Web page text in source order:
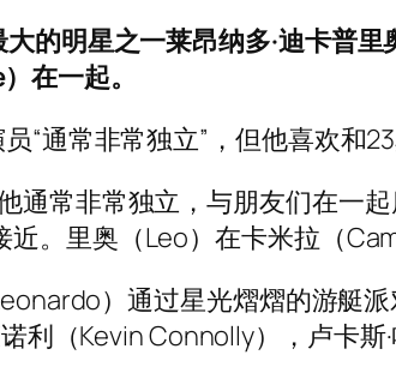
的明星之一莱昂纳多·迪卡普
在一起。
“通常非常独立”，但他喜欢和
通常非常独立，与朋友们在一
。里奥（Leo）在卡米拉（
）通过星光熠熠的游艇
利（Kevin Connolly），卢卡斯